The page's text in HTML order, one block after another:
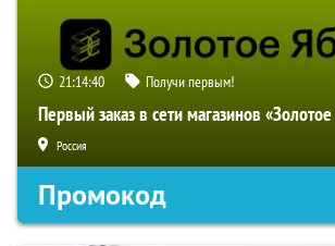
21:14:40 Получи первым!
Первый заказ в сети магазинов
Россия
Промокод